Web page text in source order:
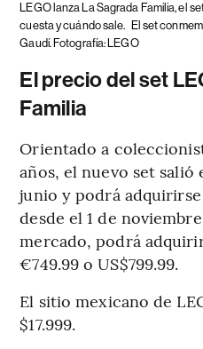
LEGO lanza La Sagrada Familia, el
cuesta y cuándo sale. El set
Gaudí. Fotografía: LEGO
El precio del set
Familia
Orientado a
años, el nuevo set salió
junio y podrá
desde el 1 de
mercado, podrá
€749.99 o US$799.99.
El sitio mexicano de
$17.999.